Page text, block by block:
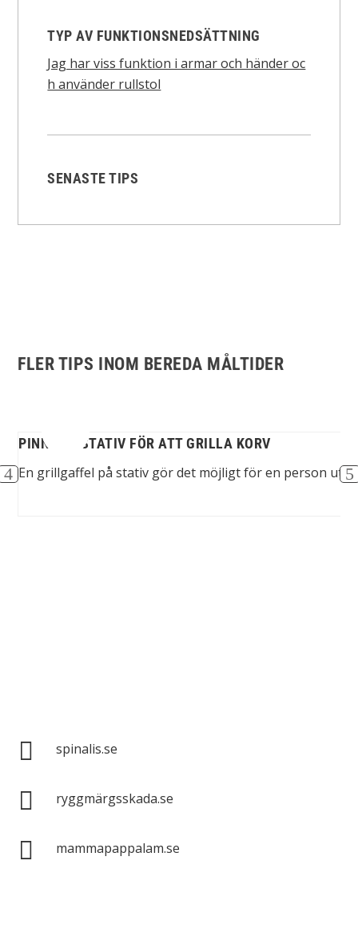
TYP AV FUNKTIONSNEDSÄTTNING
Jag har viss funktion i armar och händer oc
h använder rullstol
SENASTE TIPS
FLER TIPS INOM BEREDA MÅLTIDER
PINNE PÅ STATIV FÖR ATT GRILLA KORV
En grillgaffel på stativ gör det möjligt för en person
 spinalis.se
 ryggmärgsskada.se
 mammapappalam.se